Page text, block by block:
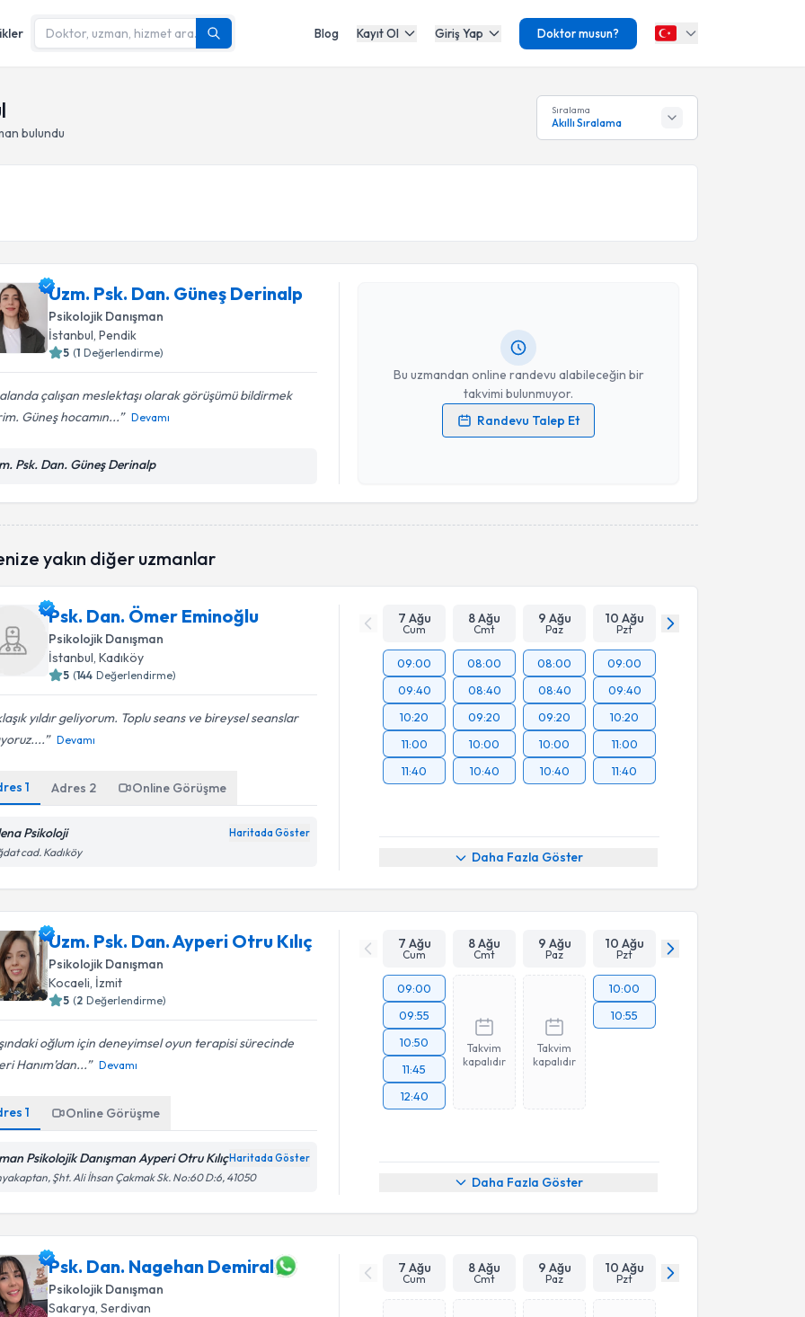
Blog Kayıt Ol Giriş Yap Doktor musun?
bulundu
Sıralama
Akıllı Sıralama
Uzm. Psk. Dan. Güneş Derinalp
Psikolojik Danışman
İstanbul, Pendik
5 (1 Değerlendirme)
çalışan meslektaşı olarak görüşümü bildirmek
Güneş hocamın...
Devamı
Psk. Dan. Güneş Derinalp
Bu uzmandan online randevu alabileceğin bir
takvimi bulunmuyor.
Randevu Talep Et
Kişisel verilerimin işlenmesine ilişkinAydınlatma Metni
Takvim Talebini Gönder
yakın diğer uzmanlar
Psk. Dan. Ömer Eminoğlu
Psikolojik Danışman
İstanbul, Kadıköy
5 (144 Değerlendirme)
yıldır geliyorum. Toplu seans ve bireysel seanslar
Devamı
1 Adres 2 Online Görüşme
Psikoloji Haritada Göster
cad. Kadıköy
7 Ağu
Cum
8 Ağu
Cmt
9 Ağu
Paz
10 Ağu
Pzt
09:00
09:40
10:20
11:00
11:40
08:00
08:40
09:20
10:00
10:40
08:00
08:40
09:20
10:00
10:40
09:00
09:40
10:20
11:00
11:40
Daha Fazla Göster
Uzm. Psk. Dan. Ayperi Otru Kılıç
Psikolojik Danışman
Kocaeli , İzmit
5 (2 Değerlendirme)
oğlum için deneyimsel oyun terapisi sürecinde
Hanım’dan...
Devamı
1 Online Görüşme
Psikolojik Danışman Ayperi Otru KılıçHaritada Göster
Şht. Ali İhsan Çakmak Sk. No:60 D:6, 41050
7 Ağu
Cum
8 Ağu
Cmt
9 Ağu
Paz
10 Ağu
Pzt
09:00
09:55
10:50
11:45
12:40
Takvim
kapalıdır
Takvim
kapalıdır
10:00
10:55
Daha Fazla Göster
Psk. Dan. Nagehan Demiral
Psikolojik Danışman
Sakarya, Serdivan
7 Ağu
Cum
8 Ağu
Cmt
9 Ağu
Paz
10 Ağu
Pzt